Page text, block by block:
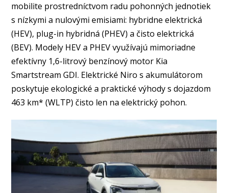
mobilite prostredníctvom radu pohonných jednotiek
s nízkymi a nulovými emisiami: hybridne elektrická
(HEV), plug-in hybridná (PHEV) a čisto elektrická
(BEV). Modely HEV a PHEV využívajú mimoriadne
efektívny 1,6-litrový benzínový motor Kia
Smartstream GDI. Elektrické Niro s akumulátorom
poskytuje ekologické a praktické výhody s dojazdom
463 km* (WLTP) čisto len na elektrický pohon.